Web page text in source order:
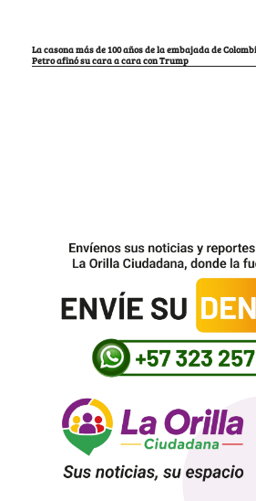
La casona más de 100 años de la embajada de
Petro afinó su cara a cara con Trump